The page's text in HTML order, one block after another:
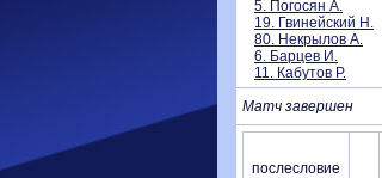
5. Погосян А.
19. Гвинейский Н.
80. Некрылов А.
6. Барцев И.
11. Кабутов Р.
Матч завершен
послесловие